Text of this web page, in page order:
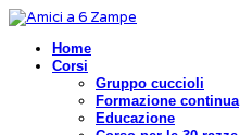
Home
Corsi
Gruppo cuccioli
Formazione continua
Educazione